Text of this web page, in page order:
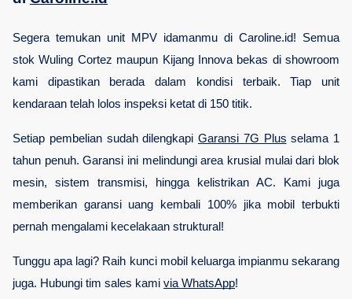
Segera temukan unit MPV idamanmu di Caroline.id! Semua
stok Wuling Cortez maupun Kijang Innova bekas di showroom
kami dipastikan berada dalam kondisi terbaik. Tiap unit
kendaraan telah lolos inspeksi ketat di 150 titik.
Setiap pembelian sudah dilengkapi Garansi 7G Plus selama 1
tahun penuh. Garansi ini melindungi area krusial mulai dari blok
mesin, sistem transmisi, hingga kelistrikan AC. Kami juga
memberikan garansi uang kembali 100% jika mobil terbukti
pernah mengalami kecelakaan struktural!
Tunggu apa lagi? Raih kunci mobil keluarga impianmu sekarang
juga. Hubungi tim sales kami via WhatsApp!